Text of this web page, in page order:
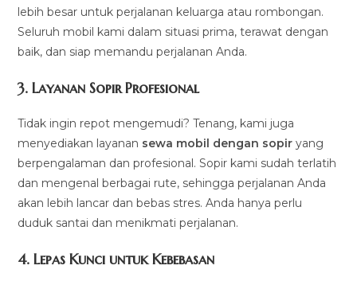
lebih besar untuk perjalanan keluarga atau rombongan.
Seluruh mobil kami dalam situasi prima, terawat dengan
baik, dan siap memandu perjalanan Anda.
3.Layanan Sopir Profesional
Tidak ingin repot mengemudi? Tenang, kami juga
menyediakan layanan sewa mobil dengan sopir yang
berpengalaman dan profesional. Sopir kami sudah terlatih
dan mengenal berbagai rute, sehingga perjalanan Anda
akan lebih lancar dan bebas stres. Anda hanya perlu
duduk santai dan menikmati perjalanan.
4.Lepas Kunci untuk Kebebasan